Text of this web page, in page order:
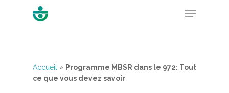
Hit enter to search or ESC to close
Accueil » Programme MBSR dans le 972: Tout
ce que vous devez savoir